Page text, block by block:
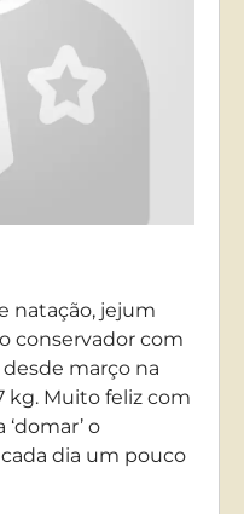
natação, jejum
conservador com
março na
kg. Muito feliz com
o
dia um pouco